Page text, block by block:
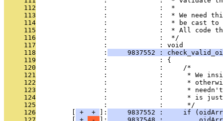
     112
                 :             :  *
     113
:             :  * We need
     114
:             :  * be cast
     115
:             :  * All code
     116
                 :             :  */
     117
                 :             : void
     118
                 :
9837552 :
     119
                 :             : {
     120
                 :             :     /*
     121
:             :      * We
     122
:             :      *
     123
:             :      *
     124
:             :      * is
     125
                 :             :      */
     126
+ + ]:
9837552 :     if